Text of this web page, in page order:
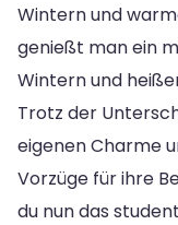
Wintern und
genießt man ein
Wintern und
Trotz der
eigenen Charme
Vorzüge für ihre
du nun das